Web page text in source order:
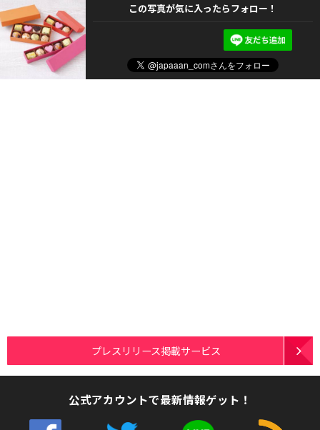
この写真が気に入ったらフォロー！
プレスリリース掲載サービス
公式アカウントで最新情報ゲット！